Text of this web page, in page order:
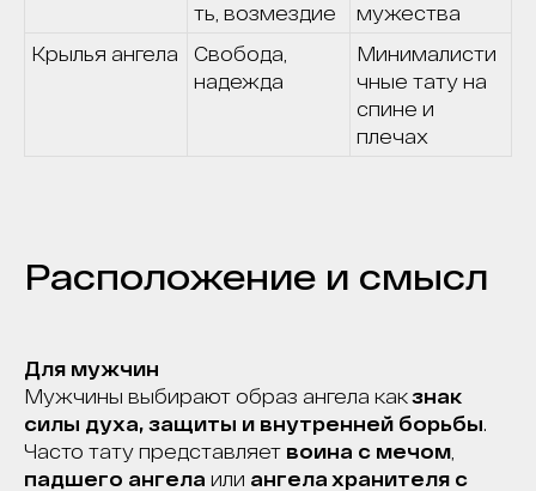
ть, возмездие
мужества
Крылья ангела
Свобода,
надежда
Минималисти
чные тату на
спине и
плечах
Расположение и смысл
Для мужчин
Мужчины выбирают образ ангела какзнак
силы духа, защиты и внутренней борьбы.
Часто тату представляет воина с мечом
падшего ангела или ангела хранителя с